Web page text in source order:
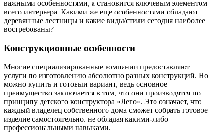
важными особенностями, а становится ключевым элементом
всего интерьера. Какими же еще особенностями обладают
деревянные лестницы и какие виды/стили сегодня наиболее
востребованы?
Конструкционные особенности
Многие специализированные компании предоставляют
услуги по изготовлению абсолютно разных конструкций. Но
можно купить и готовый вариант, ведь основное
преимущество заключается в том, что они производятся по
принципу детского конструктора «Лего». Это означает, что
каждый владелец собственного дома сможет собрать готовое
изделие самостоятельно, не обладая какими-либо
профессиональными навыками.